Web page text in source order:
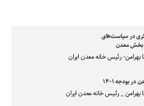
در سیاست‌های
بخش معدن
رئیس خانه معدن ایران
بودجه ۱۴۰۱
_ رئیس خانه معدن ایران